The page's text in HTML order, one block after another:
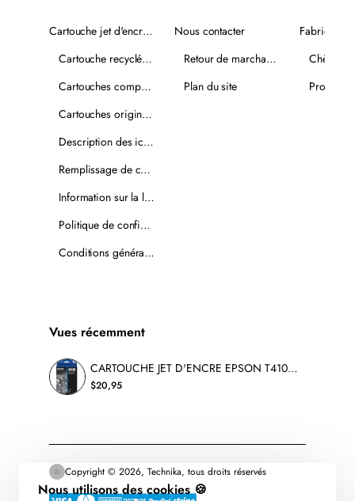
Nous utilisons des cookies 🍪
Cartouche jet d'encre recyclée
Cartouche recyclée PLUS
Cartouches compatibles
Cartouches originales
Description des icônes
Remplissage de cartouches
Information sur la livraison
Politique de confidentialité
Conditions générales de vente
Nous contacter
Retour de marchandise
Plan du site
Fabricants
Vues récemment
CARTOUCHE JET D'ENCRE EPSON T410020 ORIGINALE NOIR
$20,95
Copyright © 2026, Technika, tous droits réservés